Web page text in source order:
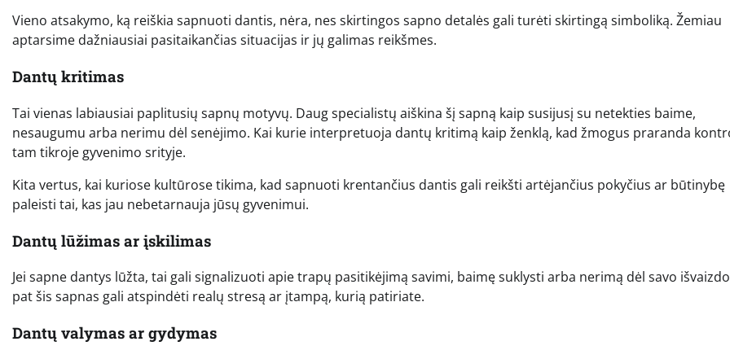
Vieno atsakymo, ką reiškia sapnuoti dantis, nėra, nes skirtingos sapno detalės gali turėti skirtingą simboliką. Žemiau
aptarsime dažniausiai pasitaikančias situacijas ir jų galimas reikšmes.
Dantų kritimas
Tai vienas labiausiai paplitusių sapnų motyvų. Daug specialistų aiškina šį sapną kaip susijusį su netekties baime,
nesaugumu arba nerimu dėl senėjimo. Kai kurie interpretuoja dantų kritimą kaip ženklą, kad žmogus praranda
tam tikroje gyvenimo srityje.
Kita vertus, kai kuriose kultūrose tikima, kad sapnuoti krentančius dantis gali reikšti artėjančius pokyčius ar būtinybę
paleisti tai, kas jau nebetarnauja jūsų gyvenimui.
Dantų lūžimas ar įskilimas
Jei sapne dantys lūžta, tai gali signalizuoti apie trapų pasitikėjimą savimi, baimę suklysti arba nerimą dėl savo
pat šis sapnas gali atspindėti realų stresą ar įtampą, kurią patiriate.
Dantų valymas ar gydymas